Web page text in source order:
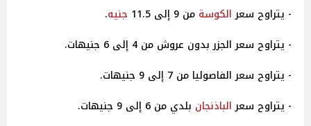
- يتراوح سعرالكوسة من 9 إلى 11.5 جنيه.
- يتراوح سعر الجزر بدون عروش من 4 إلى 6 جنيهات.
- يتراوح سعر الفاصوليا من 7 إلى 9 جنيهات.
- يتراوح سعرالباذنجان بلدي من 6 إلى 9 جنيهات.